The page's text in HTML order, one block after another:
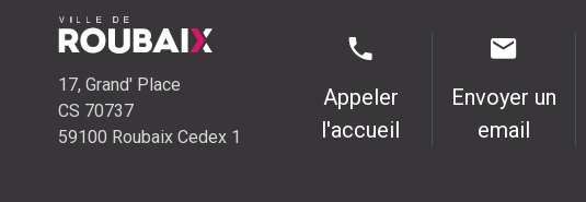
17, Grand' Place
CS 70737
59100 Roubaix Cedex 1
Appeler
l'accueil
Envoyer un
email